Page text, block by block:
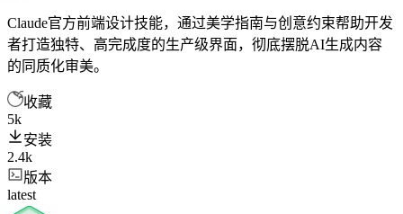
Claude官方前端设计技能，通过美学指南与创意约束帮助开发
者打造独特、高完成度的生产级界面，彻底摆脱AI生成内容
的同质化审美。
收藏
5k
安装
2.4k
版本
latest